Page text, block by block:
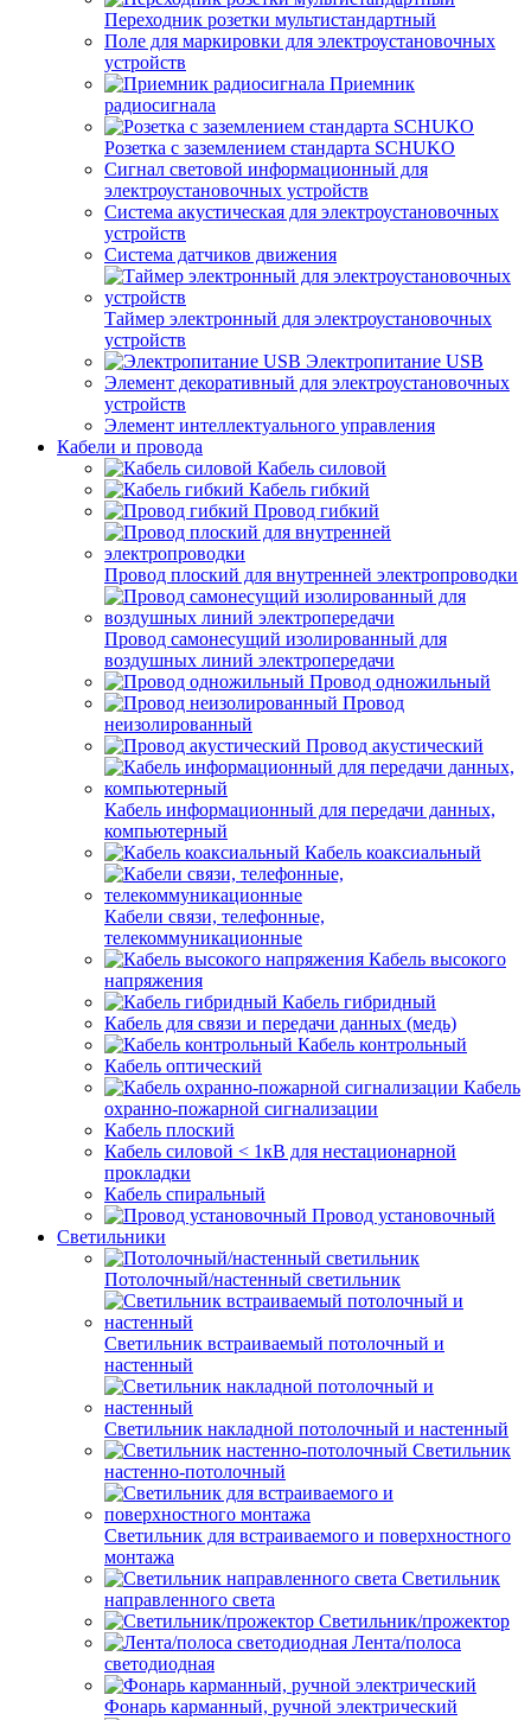
Переходник розетки мультистандартный
Поле для маркировки для электроустановочных
устройств
Приемник
радиосигнала
Розетка с заземлением стандарта SCHUKO
Сигнал световой информационный для
электроустановочных устройств
Система акустическая для электроустановочных
устройств
Система датчиков движения
Таймер электронный для электроустановочных
устройств
Электропитание USB
Элемент декоративный для электроустановочных
устройств
Элемент интеллектуального управления
Кабели и провода
Кабель силовой
Кабель гибкий
Провод гибкий
Провод плоский для внутренней электропроводки
Провод самонесущий изолированный для
воздушных линий электропередачи
Провод одножильный
Провод
неизолированный
Провод акустический
Кабель информационный для передачи данных,
компьютерный
Кабель коаксиальный
Кабели связи, телефонные,
телекоммуникационные
Кабель высокого
напряжения
Кабель гибридный
Кабель для связи и передачи данных (медь)
Кабель контрольный
Кабель оптический
Кабель
охранно-пожарной сигнализации
Кабель плоский
Кабель силовой < 1кВ для нестационарной
прокладки
Кабель спиральный
Провод установочный
Светильники
Потолочный/настенный светильник
Светильник встраиваемый потолочный и
настенный
Светильник накладной потолочный и настенный
Светильник
настенно-потолочный
Светильник для встраиваемого и поверхностного
монтажа
Светильник
направленного света
Светильник/прожектор
Лента/полоса
светодиодная
Фонарь карманный, ручной электрический